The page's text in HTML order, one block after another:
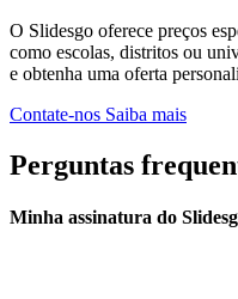
O Slidesgo oferece preços
como escolas, distritos ou
e obtenha uma oferta
Contate-nos Saiba mais
Perguntas
Minha assinatura do